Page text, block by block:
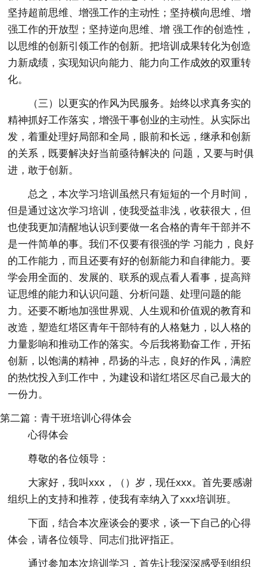
坚持超前思维、增强工作的主动性；坚持横向思维、增
强工作的开放型；坚持逆向思维、增 强工作的创造性，
以思维的创新引领工作的创新。把培训成果转化为创造
力新成绩，实现知识向能力、能力向工作成效的双重转
化。
（三）以更实的作风为民服务。始终以求真务实的
精神抓好工作落实，增强干事创业的主动性。从实际出
发，着重处理好局部和全局，眼前和长远，继承和创新
的关系，既要解决好当前亟待解决的 问题，又要与时俱
进，敢于创新。
总之，本次学习培训虽然只有短短的一个月时间，
但是通过这次学习培训，使我受益非浅，收获很大，但
也使我更加清醒地认识到要做一名合格的青年干部并不
是一件简单的事。我们不仅要有很强的学 习能力，良好
的工作能力，而且还要有好的创新能力和自律能力。要
学会用全面的、发展的、联系的观点看人看事，提高辩
证思维的能力和认识问题、分析问题、处理问题的能
力。还要不断地加强世界观、人生观和价值观的教育和
改造，塑造红塔区青年干部特有的人格魅力，以人格的
力量影响和推动工作的落实。今后我将勤奋工作，开拓
创新，以饱满的精神，昂扬的斗志，良好的作风，满腔
的热忱投入到工作中，为建设和谐红塔区尽自己最大的
一份力。
第二篇：青干班培训心得体会
心得体会
尊敬的各位领导：
大家好，我叫xxx，（）岁，现任xxx。首先要感谢
组织上的支持和推荐，使我有幸纳入了xxx培训班。
下面，结合本次座谈会的要求，谈一下自己的心得
体会，请各位领导、同志们批评指正。
通过参加本次培训学习，首先让我深深感受到组织